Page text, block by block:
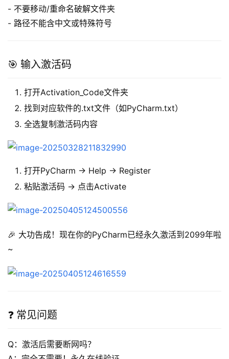
- 不要移动/重命名破解文件夹
- 路径不能含中文或特殊符号
🎯 输入激活码
打开Activation_Code文件夹
找到对应软件的.txt文件（如PyCharm.txt）
全选复制激活码内容
打开PyCharm → Help → Register
粘贴激活码 → 点击Activate
🎉 大功告成！现在你的PyCharm已经永久激活到2099年啦
~
❓ 常见问题
Q：激活后需要断网吗？